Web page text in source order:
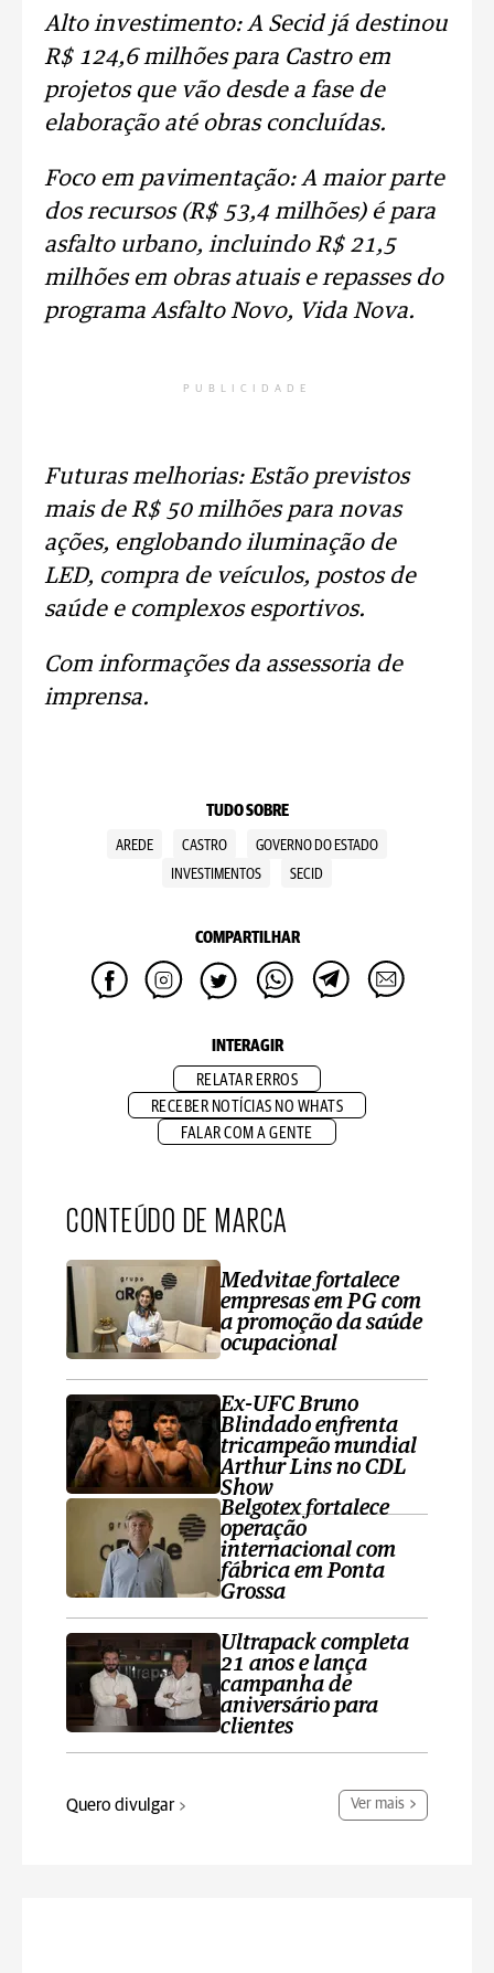
Alto investimento: A Secid já destinou
R$ 124,6 milhões para Castro em
projetos que vão desde a fase de
elaboração até obras concluídas.
Foco em pavimentação: A maior parte
dos recursos (R$ 53,4 milhões) é para
asfalto urbano, incluindo R$ 21,5
milhões em obras atuais e repasses do
programa Asfalto Novo, Vida Nova.
PUBLICIDADE
Futuras melhorias: Estão previstos
mais de R$ 50 milhões para novas
ações, englobando iluminação de
LED, compra de veículos, postos de
saúde e complexos esportivos.
Com informações da assessoria de
imprensa.
TUDO SOBRE
AREDE CASTRO
GOVERNO DO ESTADO
INVESTIMENTOS
SECID
COMPARTILHAR
INTERAGIR
RELATAR ERROS
RECEBER NOTÍCIAS NO WHATS
FALAR COM A GENTE
CONTEÚDO DE MARCA
Medvitae fortalece
empresas em PG com
a promoção da saúde
ocupacional
Ex-UFC Bruno
Blindado enfrenta
tricampeão mundial
Arthur Lins no CDL
Show
Belgotex fortalece
operação
internacional com
fábrica em Ponta
Grossa
Ultrapack completa
21 anos e lança
campanha de
aniversário para
clientes
Quero divulgar Ver mais